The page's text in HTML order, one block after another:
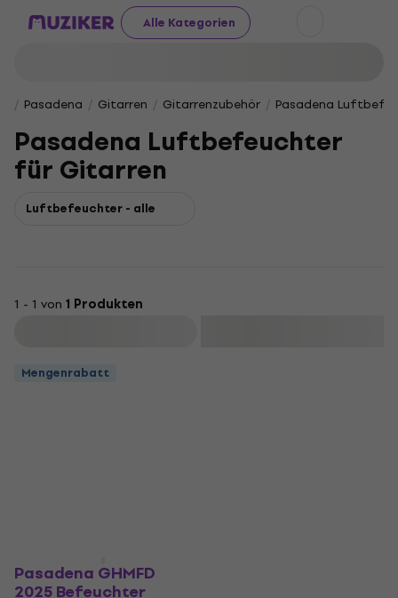
Alle Kategorien
Pasadena Gitarren Gitarrenzubehör Pasadena
Pasadena Luftbefeuchter
für Gitarren
Luftbefeuchter - alle
1 - 1 von 1 Produkten
Mengenrabatt
Pasadena GHMFD
2025 Befeuchter